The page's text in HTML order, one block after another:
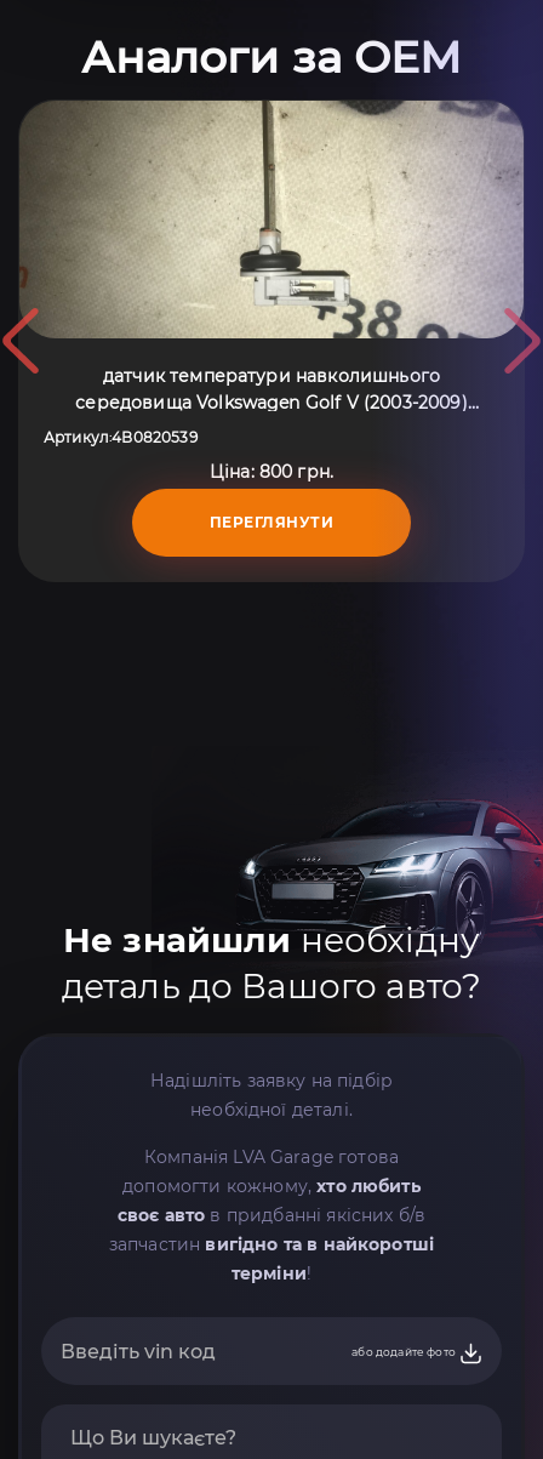
Аналоги за OEM
датчик температури навколишнього
середовища Volkswagen Golf V (2003-2009)
Артикул:4B0820539
Ціна: 800 грн.
ПЕРЕГЛЯНУТИ
Не знайшлинеобхідну
деталь до Вашого авто?
Надішліть заявку на підбір
необхідної деталі.
Компанія LVA Garage готова
допомогти кожному,хто любить
своє авто в придбанні якісних б/в
запчастин вигідно та в найкоротші
терміни!
або додайте фото